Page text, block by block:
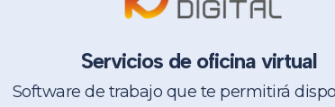
Servicios de oficina virtual
Software de trabajo que te permitirá